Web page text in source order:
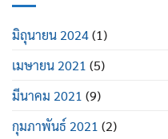
มิถุนายน 2024(1)
เมษายน 2021 (5)
มีนาคม 2021 (9)
กุมภาพันธ์ 2021 (2)